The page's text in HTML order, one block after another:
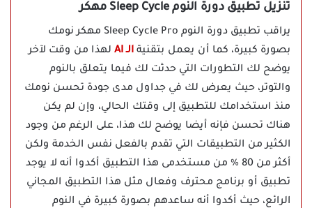
تنزيل تطبيق دورة النوم Sleep Cycle مهكر
يراقب تطبيق دورة النوم Sleep Cycle Pro مهكر نومك
بصورة كبيرة، كما أن يعمل بتقنية الـ AI
لهذا من وقت لآخر
يوضح لك التطورات التي حدثت لك فيما يتعلق بالنوم
والتوتر، حيث يعرض لك في جداول مدى جودة تحسن نومك
منذ استخدامك للتطبيق إلى وقتك الحالي، وإن لم يكن
هناك تحسن فإنه أيضا يوضح لك هذا، على الرغم من وجود
الكثير من التطبيقات التي تقدم بالفعل نفس الخدمة ولكن
أكثر من 80 % من مستخدمى هذا التطبيق أكدوا أنه لا يوجد
تطبيق أو برنامج محترف وفعال مثل هذا التطبيق المجاني
الرائع، حيث أكدوا أنه ساعدهم بصورة كبيرة في النوم